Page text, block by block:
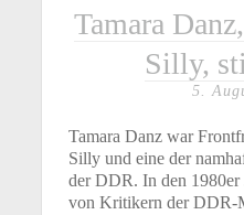
Tamara
Silly,
5.
Tamara Danz war
Silly und eine der
der DDR. In den 1980er
von Kritikern der DDR-